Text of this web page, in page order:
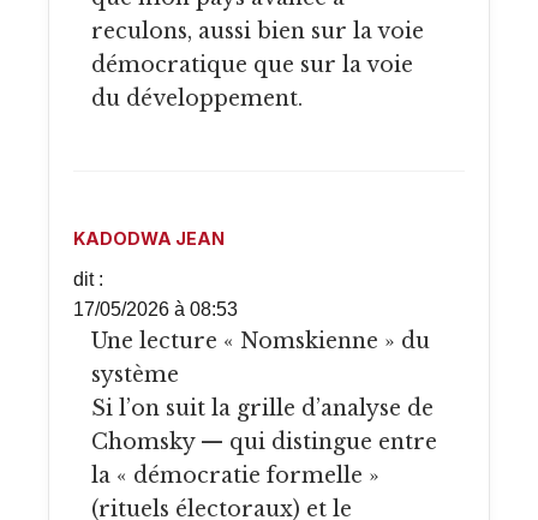
reculons, aussi bien sur la voie
démocratique que sur la voie
du développement.
KADODWA JEAN
dit :
17/05/2026 à 08:53
Une lecture « Nomskienne » du
système
Si l’on suit la grille d’analyse de
Chomsky — qui distingue entre
la « démocratie formelle »
(rituels électoraux) et le